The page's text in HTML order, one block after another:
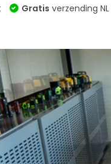
Gratis verzending